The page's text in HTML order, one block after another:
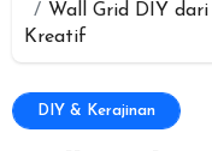
Wall Grid DIY
Kreatif
DIY & Kerajinan